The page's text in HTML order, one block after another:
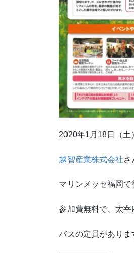
2020年1月18日（土
越智産業株式会社
マリンメッセ福岡で
参加費無料で、太宰
バスの定員がありま